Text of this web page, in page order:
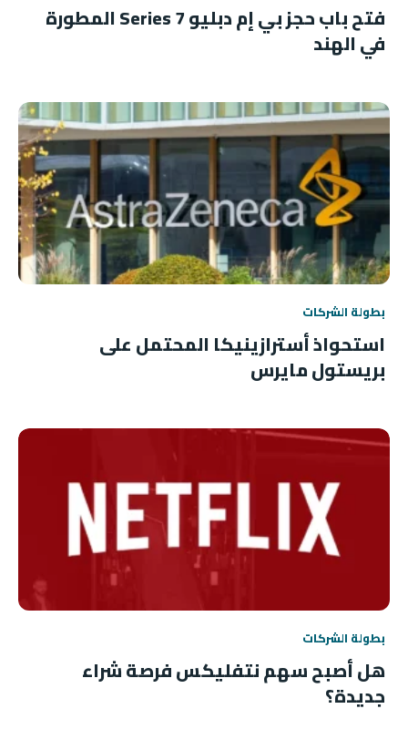
فتح باب حجز بي إم دبليو 7 Series المطورة
في الهند
بطولة الشركات
استحواذ أسترازينيكا المحتمل على
بريستول مايرس
بطولة الشركات
هل أصبح سهم نتفليكس فرصة شراء
جديدة؟